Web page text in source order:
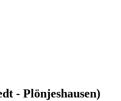
- Plönjeshausen)